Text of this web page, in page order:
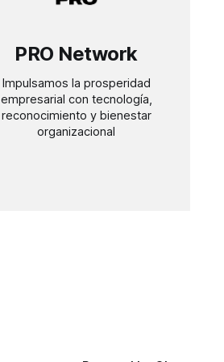
PRO Network
Impulsamos la prosperidad
empresarial con tecnología,
reconocimiento y bienestar
organizacional